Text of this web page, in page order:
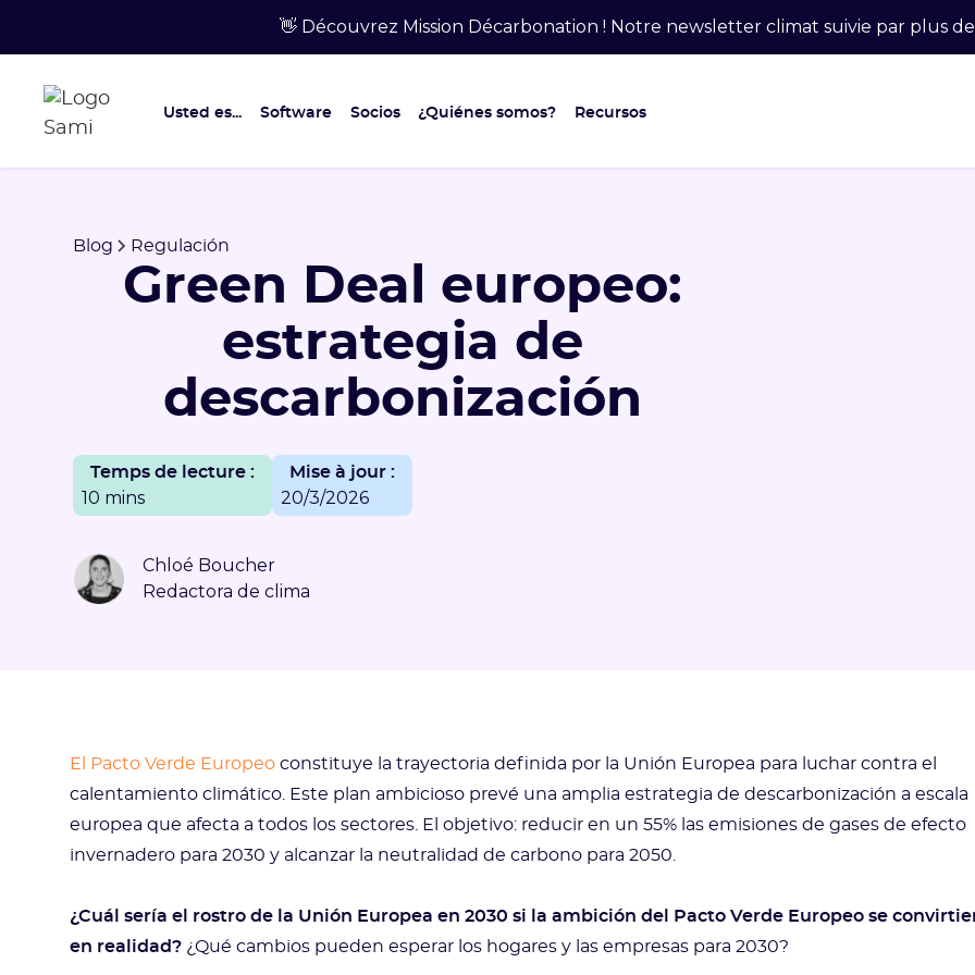
👋 Découvrez Mission Décarbonation ! Notre newsletter climat suivie par plus
Usted es... Software Socios ¿Quiénes somos? Recursos
Blog Regulación
Green Deal europeo:
estrategia de
descarbonización
Temps de lecture :
10 mins
Mise à jour :
20/3/2026
Chloé Boucher
Redactora de clima
El Pacto Verde Europeo constituye la trayectoria definida por la Unión Europea para luchar contra el
calentamiento climático. Este plan ambicioso prevé una amplia estrategia de descarbonización a escala
europea que afecta a todos los sectores. El objetivo: reducir en un 55% las emisiones de gases de efecto
invernadero para 2030 y alcanzar la neutralidad de carbono para 2050.
¿Cuál sería el rostro de la Unión Europea en 2030 si la ambición del Pacto Verde Europeo se
en realidad? ¿Qué cambios pueden esperar los hogares y las empresas para 2030?